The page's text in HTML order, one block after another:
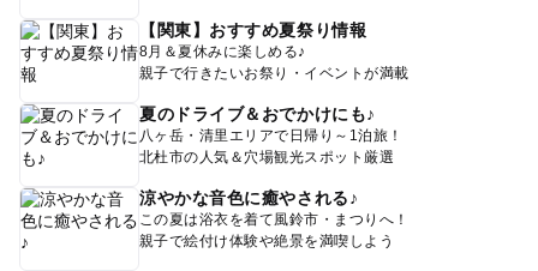
【関東】おすすめ夏祭り情報
8月＆夏休みに楽しめる♪
親子で行きたいお祭り・イベントが満載
夏のドライブ＆おでかけにも♪
八ヶ岳・清里エリアで日帰り～1泊旅！
北杜市の人気＆穴場観光スポット厳選
涼やかな音色に癒やされる♪
この夏は浴衣を着て風鈴市・まつりへ！
親子で絵付け体験や絶景を満喫しよう